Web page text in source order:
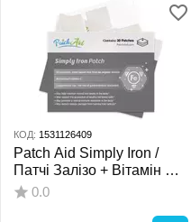
КОД: 1531126409
Patch Aid Simply Iron /
Патчі Залізо + Вітамін C
30 шт.
0.0